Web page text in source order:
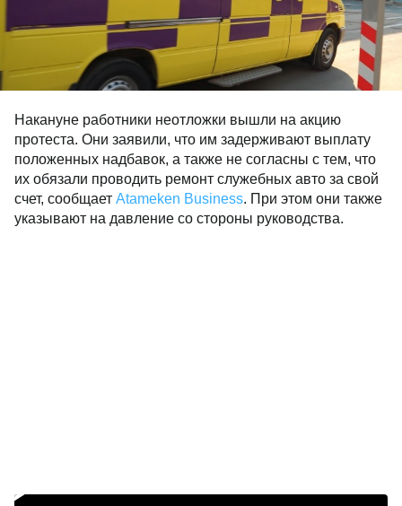
Накануне работники неотложки вышли на акцию
протеста. Они заявили, что им задерживают выплату
положенных надбавок, а также не согласны с тем, что
их обязали проводить ремонт служебных авто за свой
счет, сообщает Atameken Business. При этом они также
указывают на давление со стороны руководства.